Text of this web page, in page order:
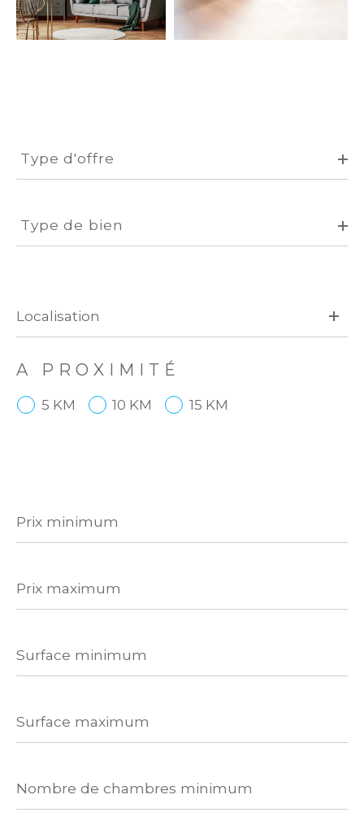
d'offre
Type d'offre
de
bien
Type de bien
A PROXIMITÉ
5 KM 10 KM 15 KM
minimum
maximum
minimum
maximum
de
chambres
minimum